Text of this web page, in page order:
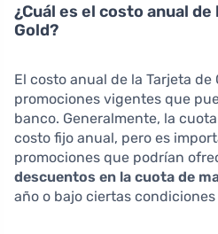
¿Cuál es el costo anual
Gold?
El costo anual de la Tarjeta
promociones vigentes que
banco. Generalmente, la
costo fijo anual, pero es
promociones que podrían
descuentos en la cuota de
año o bajo ciertas condiciones